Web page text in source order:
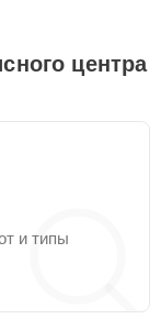
центра
и типы